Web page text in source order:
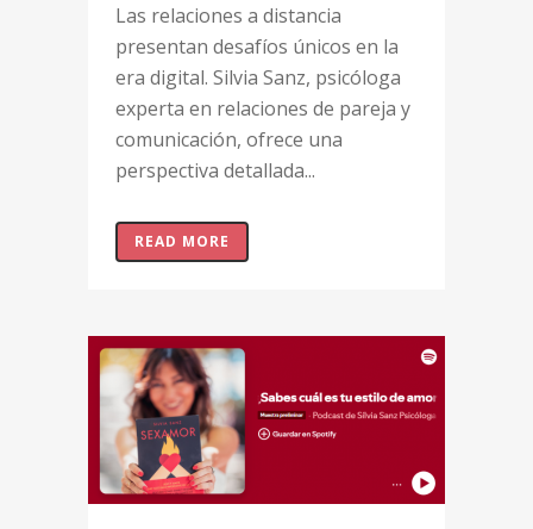
Las relaciones a distancia
presentan desafíos únicos en la
era digital. Silvia Sanz, psicóloga
experta en relaciones de pareja y
comunicación, ofrece una
perspectiva detallada...
READ MORE